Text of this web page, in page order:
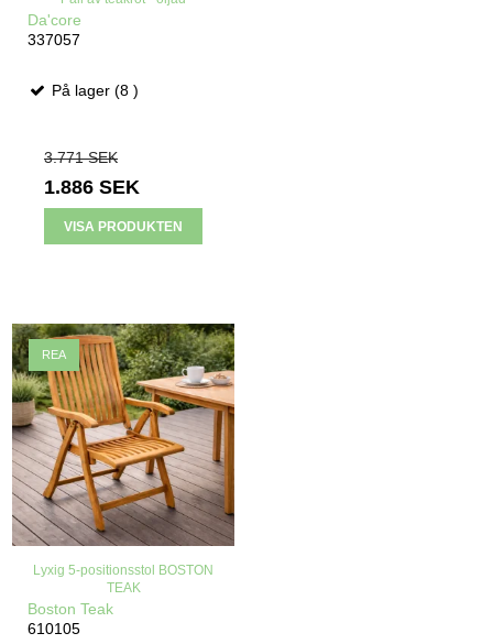
Da'core
337057
På lager (8 )
3.771 SEK
1.886 SEK
VISA PRODUKTEN
REA
Lyxig 5-positionsstol BOSTON
TEAK
Boston Teak
610105